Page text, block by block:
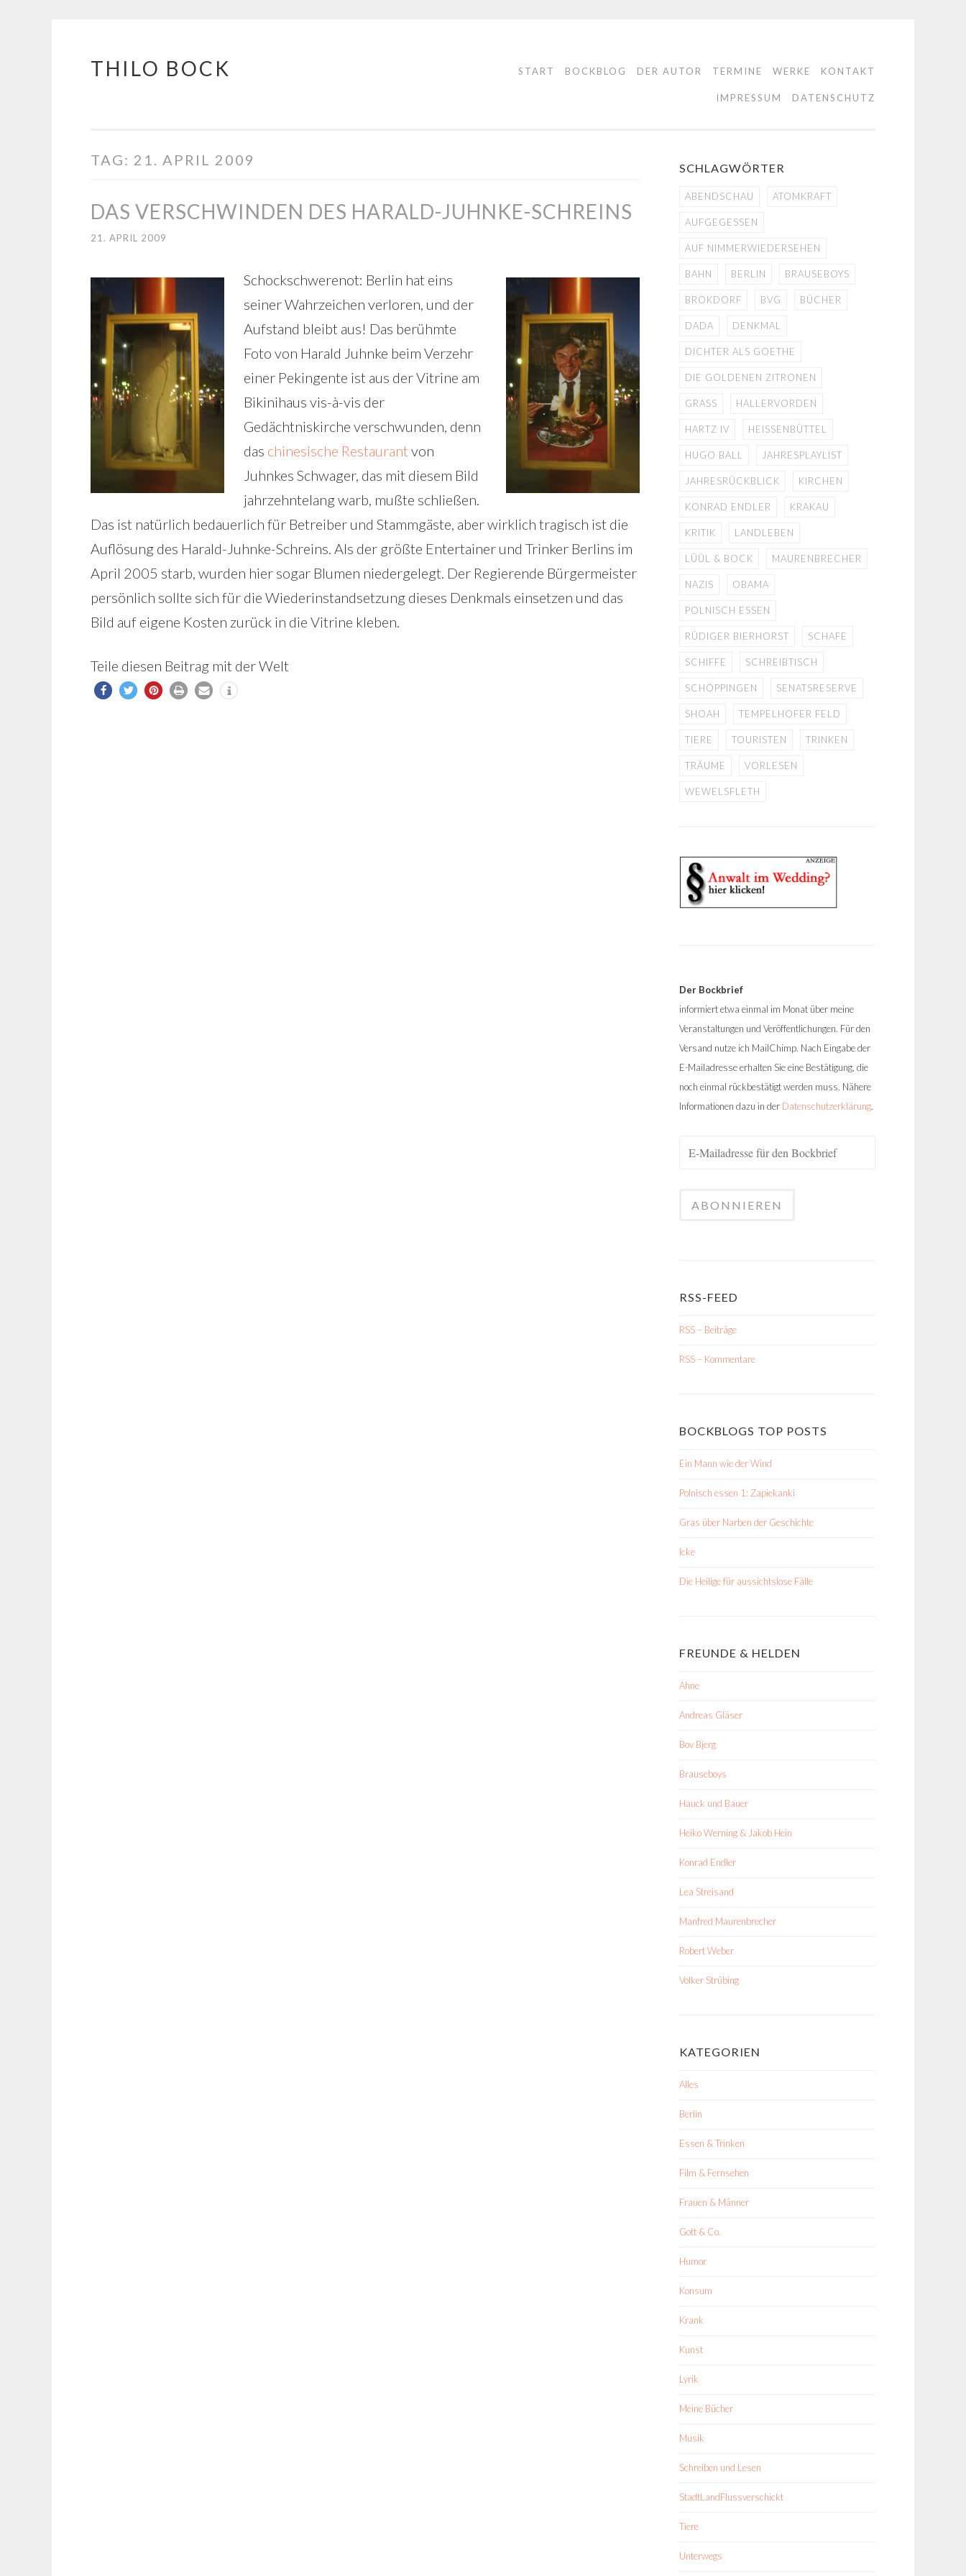
Springe
THILO BOCK START BOCKBLOG DER AUTOR TERMINE WERKE KONTAKT
IMPRESSUM DATENSCHUTZ
TAG: 21. APRIL 2009
DAS VERSCHWINDEN DES HARALD-JUHNKE-SCHREINS
21. APRIL 2009
Schockschwerenot: Berlin hat eins
seiner Wahrzeichen verloren, und der
Aufstand bleibt aus! Das berühmte
Foto von Harald Juhnke beim Verzehr
einer Pekingente ist aus der Vitrine am
Bikinihaus vis-à-vis der
Gedächtniskirche verschwunden, denn
das chinesische Restaurant von
Juhnkes Schwager, das mit diesem Bild
jahrzehntelang warb, mußte schließen.
Das ist natürlich bedauerlich für Betreiber und Stammgäste, aber wirklich tragisch ist die
Auflösung des Harald-Juhnke-Schreins. Als der größte Entertainer und Trinker Berlins im
April 2005 starb, wurden hier sogar Blumen niedergelegt. Der Regierende Bürgermeister
persönlich sollte sich für die Wiederinstandsetzung dieses Denkmals einsetzen und das
Bild auf eigene Kosten zurück in die Vitrine kleben.
Teile diesen Beitrag mit der Welt
SCHLAGWÖRTER
ABENDSCHAU ATOMKRAFT
AUFGEGESSEN
AUF NIMMERWIEDERSEHEN
BAHN BERLIN BRAUSEBOYS
BROKDORF BVG BÜCHER
DADA DENKMAL
DICHTER ALS GOETHE
DIE GOLDENEN ZITRONEN
GRASS HALLERVORDEN
HARTZ IV HEISSENBÜTTEL
HUGO BALL JAHRESPLAYLIST
JAHRESRÜCKBLICK KIRCHEN
KONRAD ENDLER KRAKAU
KRITIK LANDLEBEN
LÜÜL & BOCK MAURENBRECHER
NAZIS OBAMA
POLNISCH ESSEN
RÜDIGER BIERHORST SCHAFE
SCHIFFE SCHREIBTISCH
SCHÖPPINGEN SENATSRESERVE
SHOAH TEMPELHOFER FELD
TIERE TOURISTEN TRINKEN
TRÄUME VORLESEN
WEWELSFLETH
Der Bockbrief
informiert etwa einmal im Monat über meine
Veranstaltungen und Veröffentlichungen. Für den
Versand nutze ich MailChimp. Nach Eingabe der
E-Mailadresse erhalten Sie eine Bestätigung, die
noch einmal rückbestätigt werden muss. Nähere
Informationen dazu in der Datenschutzerklärung.
RSS-FEED
RSS – Beiträge
RSS – Kommentare
BOCKBLOGS TOP POSTS
Ein Mann wie der Wind
Polnisch essen 1: Zapiekanki
Gras über Narben der Geschichte
Icke
Die Heilige für aussichtslose Fälle
FREUNDE & HELDEN
Ahne
Andreas Gläser
Bov Bjerg
Brauseboys
Hauck und Bauer
Heiko Werning & Jakob Hein
Konrad Endler
Lea Streisand
Manfred Maurenbrecher
Robert Weber
Volker Strübing
KATEGORIEN
Alles
Berlin
Essen & Trinken
Film & Fernsehen
Frauen & Männer
Gott & Co.
Humor
Konsum
Krank
Kunst
Lyrik
Meine Bücher
Musik
Schreiben und Lesen
StadtLandFlussverschickt
Tiere
Unterwegs